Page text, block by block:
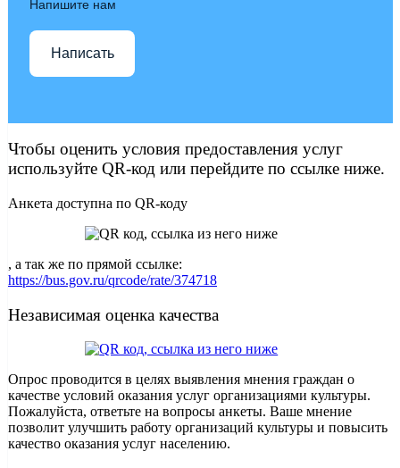
Напишите нам
Написать
Чтобы оценить условия предоставления услуг
используйте QR-код или перейдите по ссылке ниже.
Анкета доступна по QR-коду
, а так же по прямой ссылке:
https://bus.gov.ru/qrcode/rate/374718
Независимая оценка качества
Опрос проводится в целях выявления мнения граждан о
качестве условий оказания услуг организациями культуры.
Пожалуйста, ответьте на вопросы анкеты. Ваше мнение
позволит улучшить работу организаций культуры и повысить
качество оказания услуг населению.